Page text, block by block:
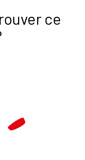
ce